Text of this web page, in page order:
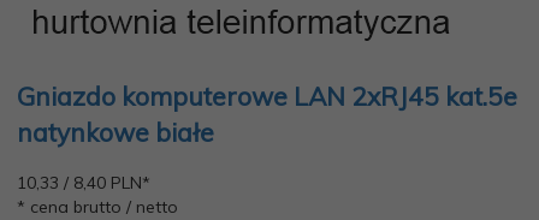
Gniazdo komputerowe LAN 2xRJ45 kat.5e
natynkowe białe
10,33 / 8,40 PLN*
* cena brutto / netto